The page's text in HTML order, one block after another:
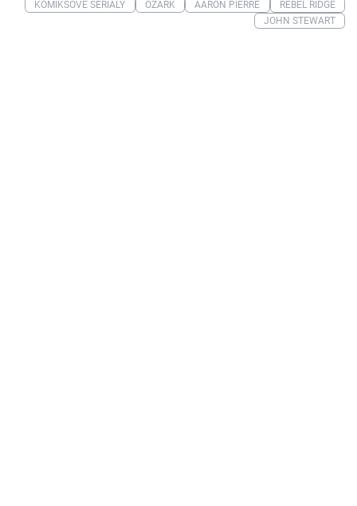
KOMIKSOVÉ SERIÁLY OZARK AARON PIERRE
REBEL RIDGE
JOHN STEWART